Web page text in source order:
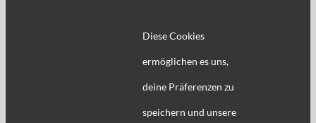
Diese Cookies
ermöglichen es uns,
deine Präferenzen zu
speichern und unsere